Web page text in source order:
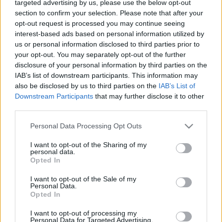
targeted advertising by us, please use the below opt-out
section to confirm your selection. Please note that after your
opt-out request is processed you may continue seeing
interest-based ads based on personal information utilized by
us or personal information disclosed to third parties prior to
your opt-out. You may separately opt-out of the further
disclosure of your personal information by third parties on the
IAB’s list of downstream participants. This information may
also be disclosed by us to third parties on the IAB’s List of
Downstream Participants that may further disclose it to other
Please note that this website/app uses one or more Google
not limited to your visit or usage behaviour. You may click to
grant or deny consent to Google and its third-party tags to
use your data for below specified purposes in below Google
consent section.
Personal Data Processing Opt Outs
I want to opt-out of the Sharing of my
personal data.
Opted In
I want to opt-out of the Sale of my
Personal Data.
Opted In
I want to opt-out of processing my
Personal Data for Targeted Advertising.
HALOTTJÁNAK TEKINTENI SZILÁGYI ISTVÁNT
2020. május. 04. 09:08
Forgács Péter igazgató és Maszlay István színművész
emlékezett vissza a meggyilkolt színészre.
DÉZSI: A SZÍNHÁZ ÁRA „HIHETETLENÜL FEL
LETT TUPÍROZVA”
2020. május. 03. 07:56
A győri polgármester szerint a lebontás az egyetelen „értelmes
és megfizethető megoldás”, a felújítás pedig „nyilván egy
lobbicsoport érdeke volt”.
MIT SZÓLNAK A SZÍNHÁZ LEBONTÁSÁHOZ A
GYŐRI ELLENZÉKI ÉS FÜGGETLEN
KÉPVISELŐK?
2020. Április. 29. 09:31
kulturális negyedre Győrben Dézsi Csaba András győri
polgármesternek. Mit szólnak ehhez a közgyűlés ellenzéki, civil
és független képviselői?
KULTURÁLIS NEGYED GYŐRBEN: A